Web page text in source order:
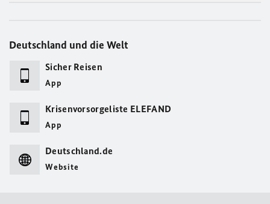
Deutschland und die Welt
Sicher Reisen
App
Krisenvorsorgeliste ELEFAND
App
Deutschland.de
Website